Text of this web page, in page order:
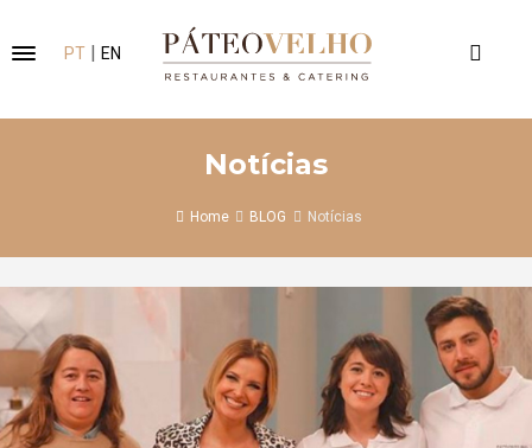
PT |EN
Notícias
Home BLOG Notícias